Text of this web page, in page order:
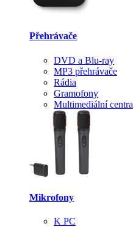
Přehrávače
DVD a Blu-ray
MP3 přehrávače
Rádia
Gramofony
Multimediální centra
Mikrofony
K PC